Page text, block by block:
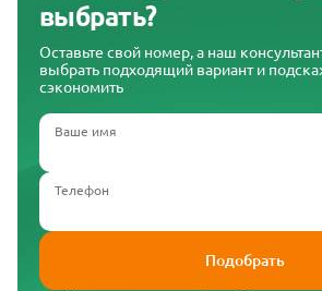
выбрать?
Оставьте свой номер, а наш
выбрать подходящий вариант и
сэкономить
Ваше имя
Телефон
Подобрать